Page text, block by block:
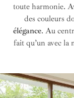
toute harmonie.
des couleurs
élégance. Au
fait qu’un avec